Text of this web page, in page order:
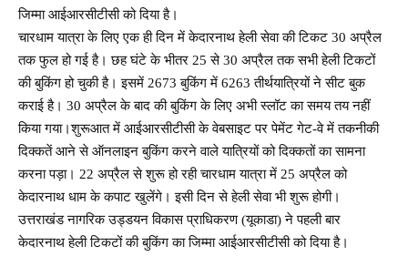
जिम्मा आईआरसीटीसी को दिया है।
चारधाम यात्रा के लिए एक ही दिन में केदारनाथ हेली सेवा की टिकट 30 अप्रैल
तक फुल हो गई है। छह घंटे के भीतर 25 से 30 अप्रैल तक सभी हेली टिकटों
की बुकिंग हो चुकी है। इसमें 2673 बुकिंग में 6263 तीर्थयात्रियों ने सीट बुक
कराई है। 30 अप्रैल के बाद की बुकिंग के लिए अभी स्लॉट का समय तय नहीं
किया गया।शुरूआत में आईआरसीटीसी के वेबसाइट पर पेमेंट गेट-वे में तकनीकी
दिक्कतें आने से ऑनलाइन बुकिंग करने वाले यात्रियों को दिक्कतों का सामना
करना पड़ा। 22 अप्रैल से शुरू हो रही चारधाम यात्रा में 25 अप्रैल को
केदारनाथ धाम के कपाट खुलेंगे। इसी दिन से हेली सेवा भी शुरू होगी।
उत्तराखंड नागरिक उड्डयन विकास प्राधिकरण (यूकाडा) ने पहली बार
केदारनाथ हेली टिकटों की बुकिंग का जिम्मा आईआरसीटीसी को दिया है।